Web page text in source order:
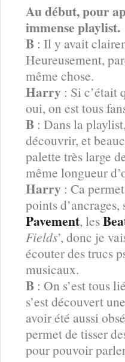
Au début, pour
immense playlist.
B : Il y avait
Heureusement,
même chose.
Harry : Si c’était
oui, on est tous
B : Dans la
découvrir, et
palette très large
même longueur
Harry : Ca
points
Pavement, les
Fields’, donc je
écouter des trucs
musicaux.
B : On s’est tous
s’est découvert
avoir été aussi
permet de tisser
pour pouvoir